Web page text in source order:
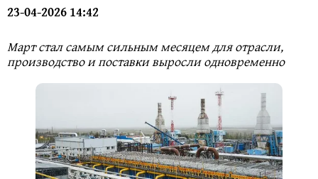
23-04-2026 14:42
Март стал самым сильным месяцем для отрасли,
производство и поставки выросли одновременно